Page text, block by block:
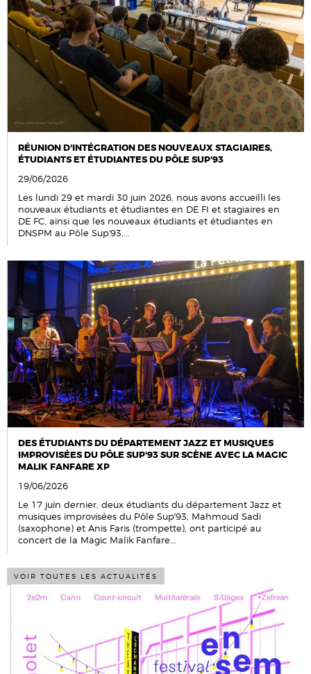
RÉUNION D'INTÉGRATION DES NOUVEAUX STAGIAIRES,
ÉTUDIANTS ET ÉTUDIANTES DU PÔLE SUP'93
29/06/2026
Les lundi 29 et mardi 30 juin 2026, nous avons accueilli les
nouveaux étudiants et étudiantes en DE FI et stagiaires en
DE FC, ainsi que les nouveaux étudiants et étudiantes en
DNSPM au Pôle Sup'93,...
DES ÉTUDIANTS DU DÉPARTEMENT JAZZ ET MUSIQUES
IMPROVISÉES DU PÔLE SUP'93 SUR SCÈNE AVEC LA MAGIC
MALIK FANFARE XP
19/06/2026
Le 17 juin dernier, deux étudiants du département Jazz et
musiques improvisées du Pôle Sup'93, Mahmoud Sadi
(saxophone) et Anis Faris (trompette), ont participé au
concert de la Magic Malik Fanfare...
VOIR TOUTES LES ACTUALITÉS